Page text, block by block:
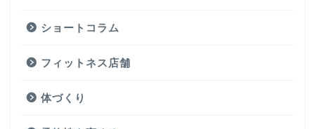
ショートコラム
フィットネス店舗
体づくり